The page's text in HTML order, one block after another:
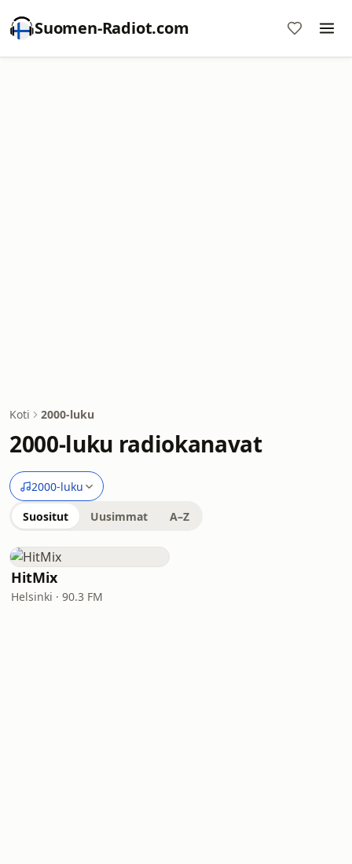
Suomen-Radiot.com
Koti 2000-luku
2000-luku radiokanavat
2000-luku
Suositut Uusimmat A–Z
HitMix
Helsinki · 90.3 FM